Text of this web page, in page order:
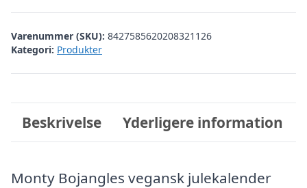
Varenummer (SKU): 8427585620208321126
Kategori: Produkter
Beskrivelse Yderligere information
Monty Bojangles vegansk julekalender